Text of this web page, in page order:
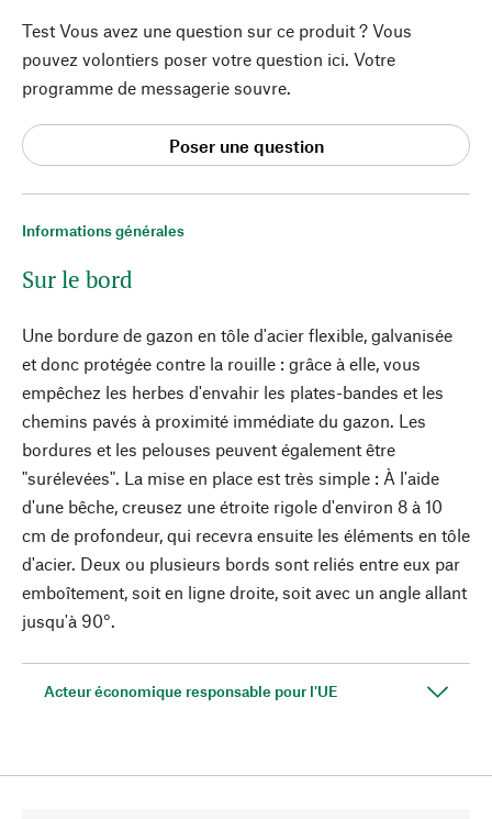
Informations générales
Sur le bord
Une bordure de gazon en tôle d'acier flexible, galvanisée
et donc protégée contre la rouille : grâce à elle, vous
empêchez les herbes d'envahir les plates-bandes et les
chemins pavés à proximité immédiate du gazon. Les
bordures et les pelouses peuvent également être
"surélevées". La mise en place est très simple : À l'aide
d'une bêche, creusez une étroite rigole d'environ 8 à 10
cm de profondeur, qui recevra ensuite les éléments en tôle
d'acier. Deux ou plusieurs bords sont reliés entre eux par
emboîtement, soit en ligne droite, soit avec un angle allant
jusqu'à 90°.
Acteur économique responsable pour l'UE
Test Vous avez une question sur ce produit ? Vous
pouvez volontiers poser votre question ici. Votre
programme de messagerie souvre.
Poser une question